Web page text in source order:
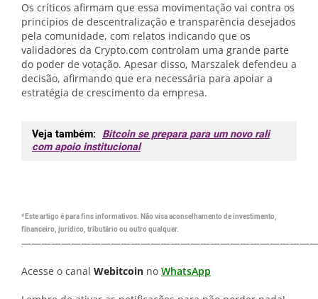
Os críticos afirmam que essa movimentação vai contra os
princípios de descentralização e transparência desejados
pela comunidade, com relatos indicando que os
validadores da Crypto.com controlam uma grande parte
do poder de votação. Apesar disso, Marszalek defendeu a
decisão, afirmando que era necessária para apoiar a
estratégia de crescimento da empresa.
Veja também: Bitcoin se prepara para um novo rali
com apoio institucional
*Este artigo é para fins informativos. Não visa aconselhamento de investimento,
financeiro, jurídico, tributário ou outro qualquer.
Acesse o canal Webitcoin no WhatsApp